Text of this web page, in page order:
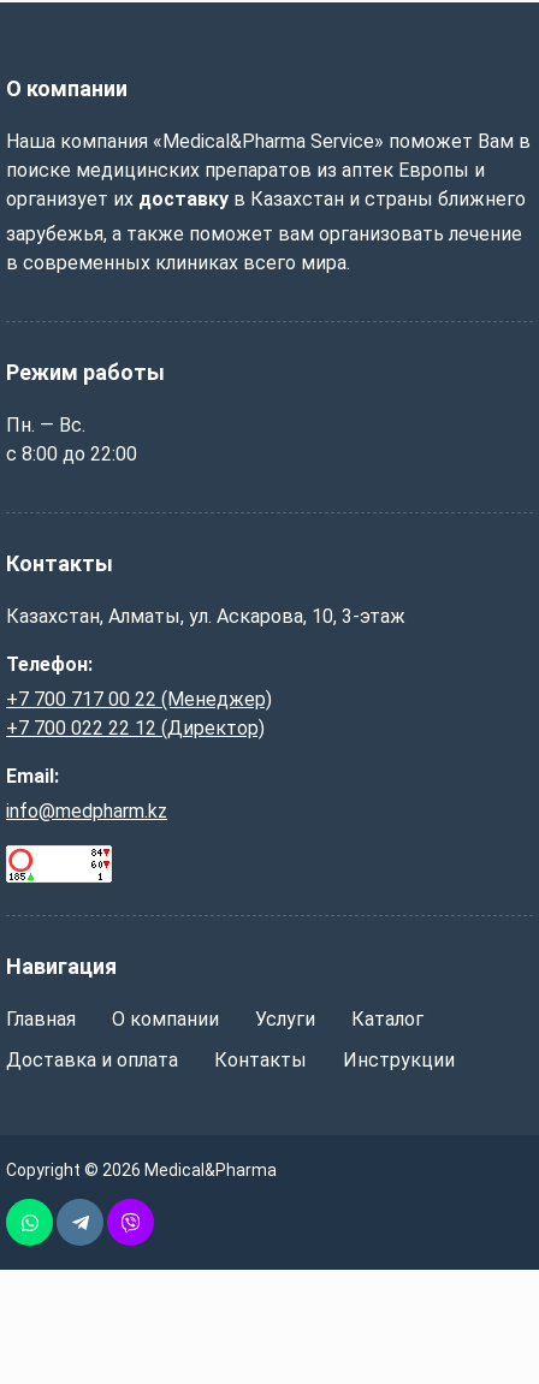
О компании
Наша компания «Medical&Pharma Service» поможет Вам в
поиске медицинских препаратов из аптек Европы и
организует их доставку в Казахстан и страны ближнего
зарубежья, а также поможет вам организовать лечение
в современных клиниках всего мира.
Режим работы
Пн. — Вс.
с 8:00 до 22:00
Навигация
Главная О компании Услуги
Каталог
Доставка и оплата
Контакты Инструкции
Контакты
Казахстан, Алматы, ул. Аскарова, 10, 3-этаж
Телефон:
+7 700 717 00 22 (Менеджер)
+7 700 022 22 12 (Директор)
Email:
info@medpharm.kz
Copyright © 2026 Medical&Pharma
WhatsappTelegramVber